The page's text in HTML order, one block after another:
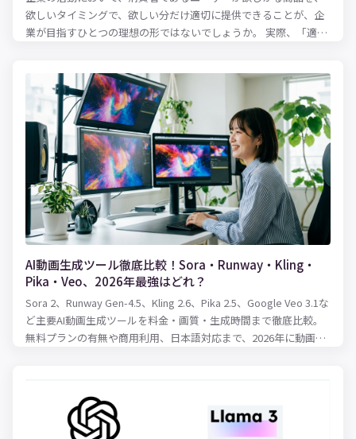
欲しいタイミングで、欲しい分だけ適切に提供できることが、企
業が目指すひとつの理想の形ではないでしょうか。 実際、「適正
に務めるのは、およそ商品を扱う企業にとっては共通の使命とも
いえるのでしょう。 適性な在庫水準を保つために必要となるのが
在庫管理表です。 実際に、紙での在庫管理をしていることも少な
くないと思いますが、扱う商品などのアイテム数が多い場合、紙
の在庫管理表では管理しきれなくなる可能性も出てきます。そこ
で便利でかつ的確な在庫管理を可能にするのが、Excelです。 本記
事では、Excelを活用した在庫管理の方法について、在庫管理のや
り方、表の作り方、使える関数をまとめてご紹介します！
AI動画生成ツール徹底比較！Sora・Runway・Kling・
Pika・Veo、2026年最強はどれ？
Sora 2、Runway Gen-4.5、Kling 2.6、Pika 2.5、Google Veo 3.1な
ど主要AI動画生成ツールを料金・画質・生成時間まで徹底比較。
無料プランの有無や商用利用、日本語対応まで、2026年に動画制